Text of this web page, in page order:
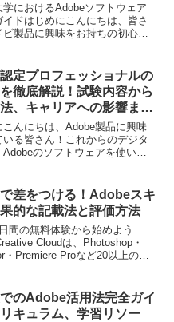
学におけるAdobeソフトウェア
イドはじめにこんにちは、皆さ
ビ製品に興味をお持ちの初心者
す。アドビ製品は、デザインや
文書作成...
定プロフェッショナルの
徹底解説！試験内容から
、キャリアへの影響まで
羅
こんにちは、Adobe製品に興味
いる皆さん！これからのデジタ
Adobeのソフトウェアを使いこ
品を選べばいいの？」「使いこ
信がない」...
差をつける！Adobeスキ
的な記載法と評価方法
間の無料体験から始めよう
Cloudは、Photoshop・
・Premiere Proなど20以上のア
のAdobe活用法完全ガイ
リキュラム、学習リソー